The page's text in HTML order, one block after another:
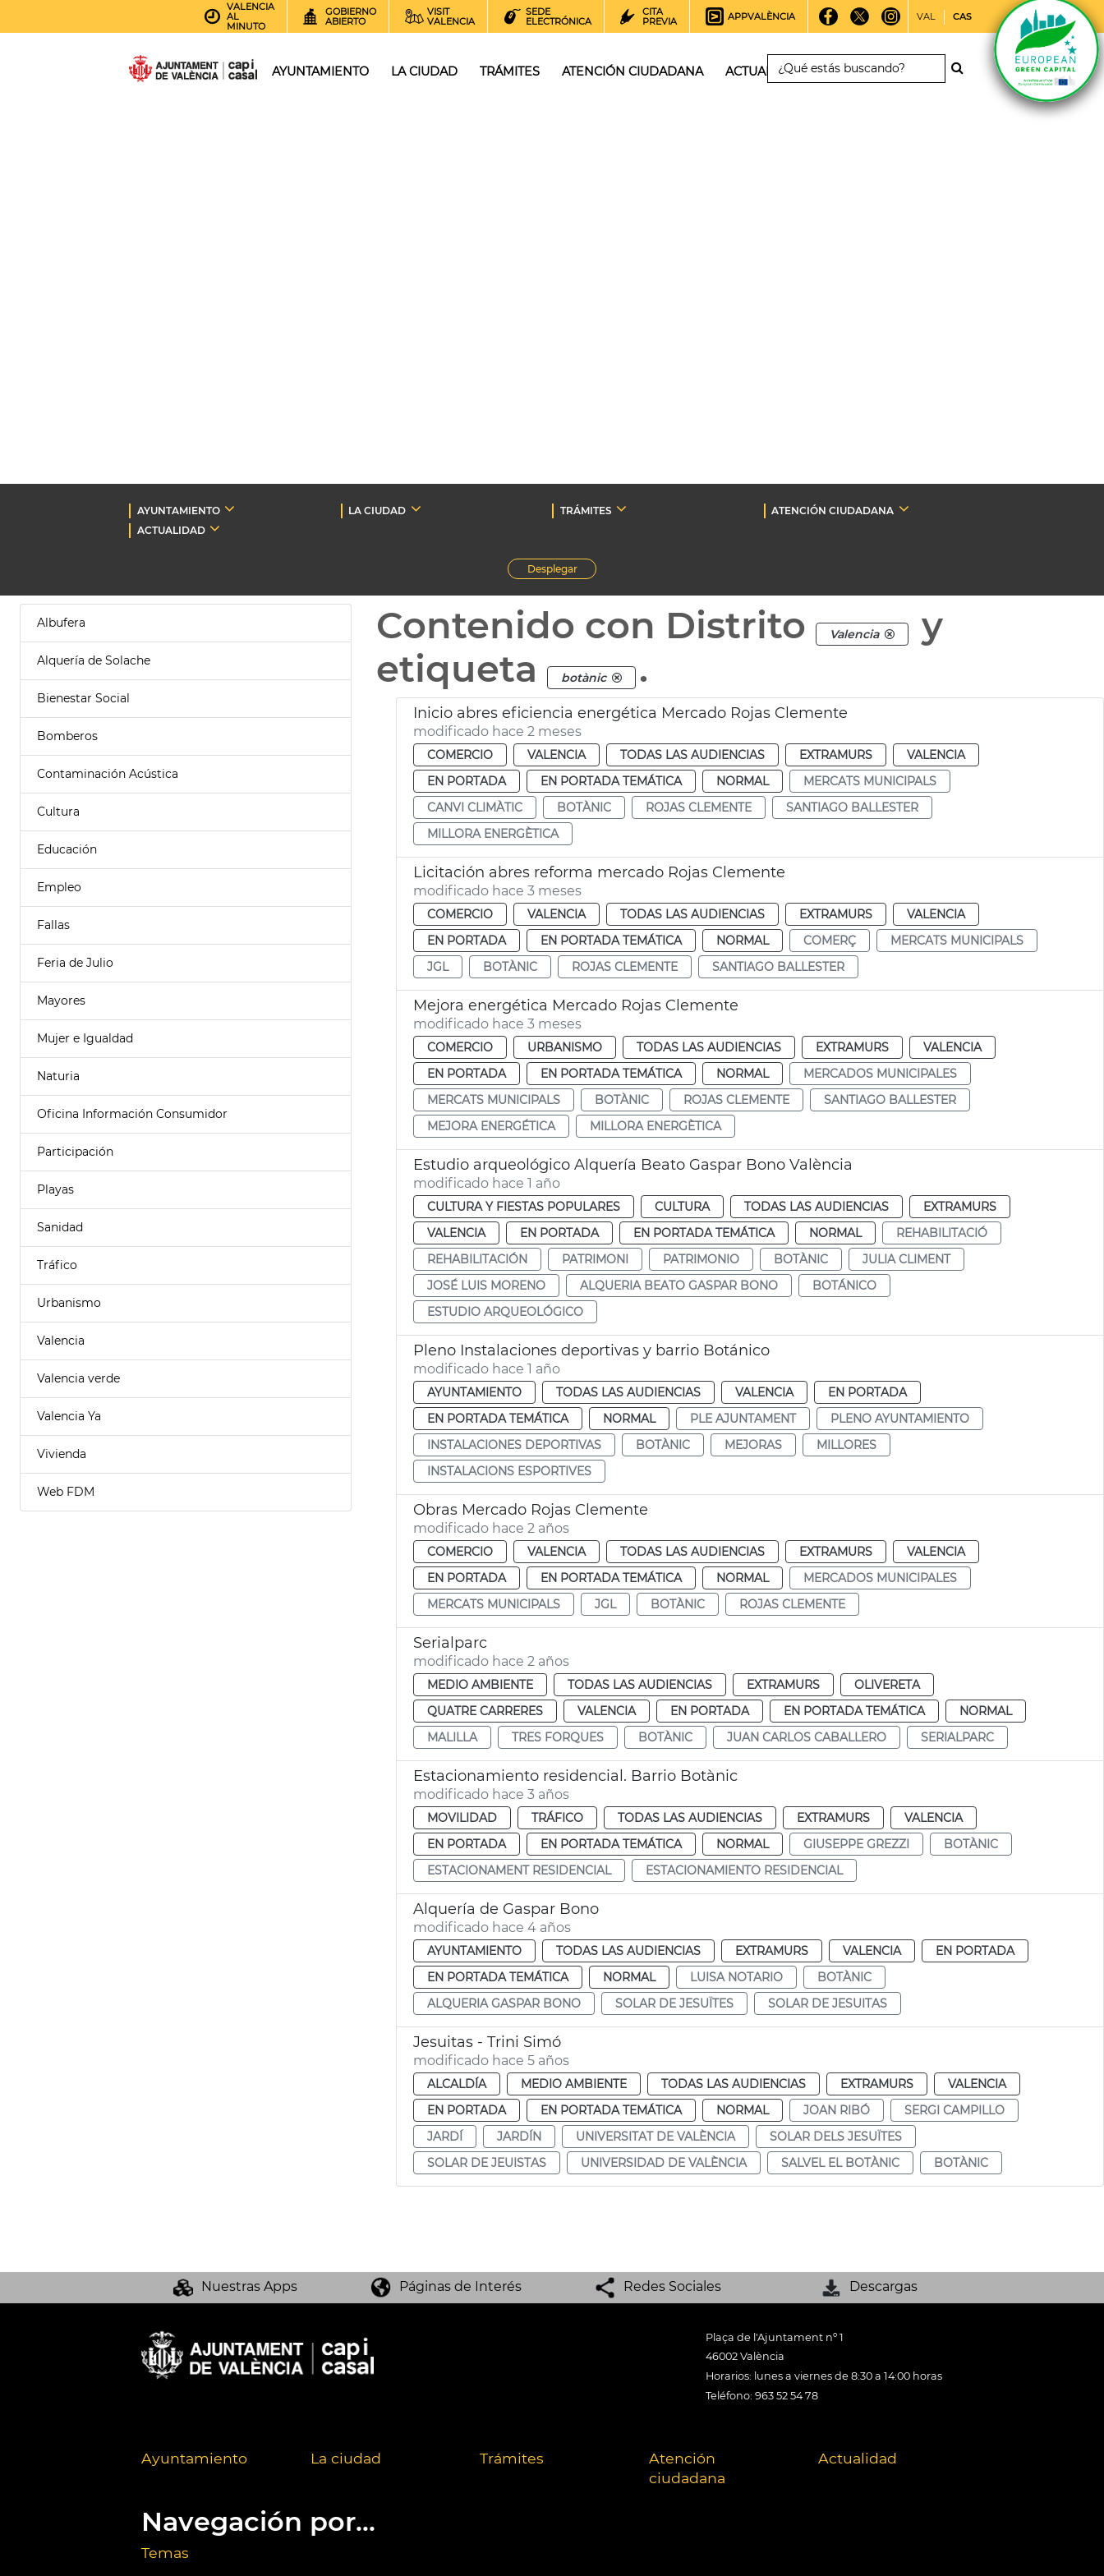
VALENCIA
AL
MINUTO
GOBIERNO
ABIERTO
VISIT
VALENCIA
SEDE
ELECTRÓNICA
CITA
PREVIA
APPVALÈNCIA VAL CAS
AYUNTAMIENTO LA CIUDAD TRÁMITES ATENCIÓN CIUDADANA ACTUALIDAD
AYUNTAMIENTO LA CIUDAD TRÁMITES
ATENCIÓN CIUDADANA
ACTUALIDAD
Desplegar
Albufera
Alquería de Solache
Bienestar Social
Bomberos
Contaminación Acústica
Cultura
Educación
Empleo
Fallas
Feria de Julio
Mayores
Mujer e Igualdad
Naturia
Oficina Información Consumidor
Participación
Playas
Sanidad
Tráfico
Urbanismo
Valencia
Valencia verde
Valencia Ya
Vivienda
Web FDM
Contenido con Distrito Valencia
y
etiqueta
botànic .
Inicio abres eficiencia energética Mercado Rojas Clemente
modificado hace 2 meses
COMERCIO VALENCIA TODAS LAS AUDIENCIAS EXTRAMURS
VALENCIA
EN PORTADA
EN PORTADA TEMÁTICA NORMAL
MERCATS MUNICIPALS
CANVI CLIMÀTIC
BOTÀNIC ROJAS CLEMENTE
SANTIAGO BALLESTER
MILLORA ENERGÈTICA
Licitación abres reforma mercado Rojas Clemente
modificado hace 3 meses
COMERCIO VALENCIA TODAS LAS AUDIENCIAS EXTRAMURS
VALENCIA
EN PORTADA
EN PORTADA TEMÁTICA NORMAL COMERÇ
MERCATS MUNICIPALS
JGL
BOTÀNIC ROJAS CLEMENTE SANTIAGO BALLESTER
Mejora energética Mercado Rojas Clemente
modificado hace 3 meses
COMERCIO URBANISMO TODAS LAS AUDIENCIAS EXTRAMURS
VALENCIA
EN PORTADA
EN PORTADA TEMÁTICA NORMAL
MERCADOS MUNICIPALES
MERCATS MUNICIPALS
BOTÀNIC ROJAS CLEMENTE
SANTIAGO BALLESTER
MEJORA ENERGÉTICA
MILLORA ENERGÈTICA
Estudio arqueológico Alquería Beato Gaspar Bono València
modificado hace 1 año
CULTURA Y FIESTAS POPULARES CULTURA TODAS LAS AUDIENCIAS
EXTRAMURS
VALENCIA
EN PORTADA EN PORTADA TEMÁTICA NORMAL
REHABILITACIÓ
REHABILITACIÓN
PATRIMONI PATRIMONIO BOTÀNIC
JULIA CLIMENT
JOSÉ LUIS MORENO
ALQUERIA BEATO GASPAR BONO
BOTÁNICO
ESTUDIO ARQUEOLÓGICO
Pleno Instalaciones deportivas y barrio Botánico
modificado hace 1 año
AYUNTAMIENTO TODAS LAS AUDIENCIAS VALENCIA
EN PORTADA
EN PORTADA TEMÁTICA
NORMAL PLE AJUNTAMENT
PLENO AYUNTAMIENTO
INSTALACIONES DEPORTIVAS
BOTÀNIC MEJORAS
MILLORES
INSTALACIONS ESPORTIVES
Obras Mercado Rojas Clemente
modificado hace 2 años
COMERCIO VALENCIA TODAS LAS AUDIENCIAS EXTRAMURS
VALENCIA
EN PORTADA
EN PORTADA TEMÁTICA NORMAL
MERCADOS MUNICIPALES
MERCATS MUNICIPALS
JGL BOTÀNIC ROJAS CLEMENTE
Serialparc
modificado hace 2 años
MEDIO AMBIENTE TODAS LAS AUDIENCIAS EXTRAMURS
OLIVERETA
QUATRE CARRERES
VALENCIA EN PORTADA EN PORTADA TEMÁTICA
NORMAL
MALILLA
TRES FORQUES BOTÀNIC JUAN CARLOS CABALLERO SERIALPARC
Estacionamiento residencial. Barrio Botànic
modificado hace 3 años
MOVILIDAD TRÁFICO TODAS LAS AUDIENCIAS EXTRAMURS
VALENCIA
EN PORTADA
EN PORTADA TEMÁTICA NORMAL GIUSEPPE GREZZI
BOTÀNIC
ESTACIONAMENT RESIDENCIAL
ESTACIONAMIENTO RESIDENCIAL
Alquería de Gaspar Bono
modificado hace 4 años
AYUNTAMIENTO TODAS LAS AUDIENCIAS EXTRAMURS VALENCIA
EN PORTADA
EN PORTADA TEMÁTICA
NORMAL LUISA NOTARIO
BOTÀNIC
ALQUERIA GASPAR BONO
SOLAR DE JESUÏTES SOLAR DE JESUITAS
Jesuitas - Trini Simó
modificado hace 5 años
ALCALDÍA MEDIO AMBIENTE TODAS LAS AUDIENCIAS EXTRAMURS
VALENCIA
EN PORTADA
EN PORTADA TEMÁTICA NORMAL JOAN RIBÓ
SERGI CAMPILLO
JARDÍ
JARDÍN UNIVERSITAT DE VALÈNCIA
SOLAR DELS JESUÏTES
SOLAR DE JEUISTAS
UNIVERSIDAD DE VALÈNCIA SALVEL EL BOTÀNIC BOTÀNIC
Nuestras Apps Páginas de Interés Redes Sociales Descargas
Plaça de l'Ajuntament nº 1
46002 València
Horarios: lunes a viernes de 8:30 a 14:00 horas
Teléfono: 963 52 54 78
Ayuntamiento La ciudad Trámites
Atención
ciudadana
Actualidad
Navegación por...
Temas